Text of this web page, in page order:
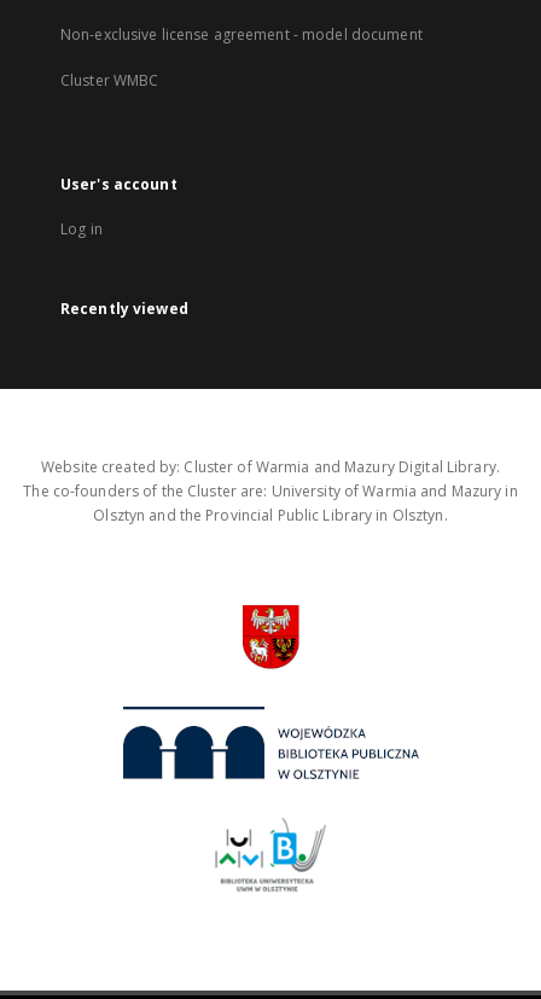
Non-exclusive license agreement - model document
Cluster WMBC
User's account
Log in
Recently viewed
Website created by: Cluster of Warmia and Mazury Digital Library.
The co-founders of the Cluster are: University of Warmia and Mazury in
Olsztyn and the Provincial Public Library in Olsztyn.